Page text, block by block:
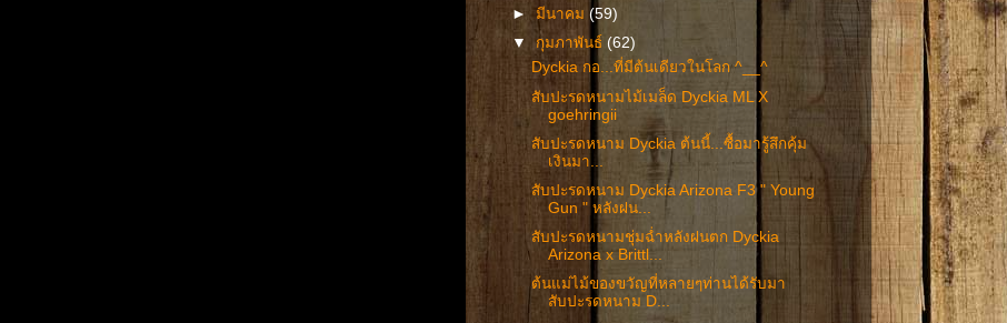
►มีนาคม(59)
▼ กุมภาพันธ์ (62)
Dyckia กอ...ที่มีต้นเดียวในโลก ^__^
สับปะรดหนามไม้เมล็ด Dyckia ML X
goehringii
สับปะรดหนาม Dyckia ต้นนี้...ซื้อมารู้สึกคุ้ม
เงินมา...
สับปะรดหนาม Dyckia Arizona F3 " Young
Gun " หลังฝน...
สับปะรดหนามชุ่มฉ่ำหลังฝนตก Dyckia
Arizona x Brittl...
ต้นแม่ไม้ของขวัญที่หลายๆท่านได้รับมา
สับปะรดหนาม D...